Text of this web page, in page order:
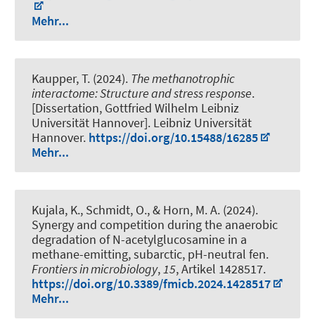
Mehr...
Kaupper, T. (2024). The methanotrophic
interactome: Structure and stress response.
[Dissertation, Gottfried Wilhelm Leibniz
Universität Hannover]. Leibniz Universität
Hannover. https://doi.org/10.15488/16285
Mehr...
Kujala, K., Schmidt, O., & Horn, M. A. (2024).
Synergy and competition during the anaerobic
degradation of N-acetylglucosamine in a
methane-emitting, subarctic, pH-neutral fen.
Frontiers in microbiology,15, Artikel 1428517.
https://doi.org/10.3389/fmicb.2024.1428517
Mehr...